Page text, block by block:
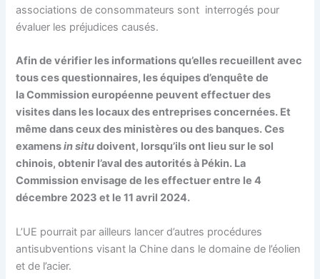
associations de consommateurs sont interrogés pour
évaluer les préjudices causés.
Afin de vérifier les informations qu’elles recueillent avec
tous ces questionnaires, les équipes d’enquête de
laCommission européenne peuvent effectuer des
visites dans les locaux des entreprises concernées. Et
même dans ceux des ministères ou des banques. Ces
examensin situdoivent, lorsqu’ils ont lieu sur le sol
chinois, obtenir l’aval des autorités à Pékin. La
Commission envisage de les effectuer entre le 4
décembre 2023 et le 11 avril 2024.
L’UE pourrait par ailleurs lancer d’autres procédures
antisubventions visant la Chine dans le domaine de l’éolien
et de l’acier.